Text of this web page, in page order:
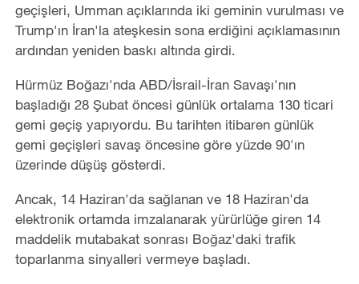
geçişleri, Umman açıklarında iki geminin vurulması ve
Trump'ın İran'la ateşkesin sona erdiğini açıklamasının
ardından yeniden baskı altında girdi.
Hürmüz Boğazı'nda ABD/İsrail-İran Savaşı'nın
başladığı 28 Şubat öncesi günlük ortalama 130 ticari
gemi geçiş yapıyordu. Bu tarihten itibaren günlük
gemi geçişleri savaş öncesine göre yüzde 90'ın
üzerinde düşüş gösterdi.
Ancak, 14 Haziran'da sağlanan ve 18 Haziran'da
elektronik ortamda imzalanarak yürürlüğe giren 14
maddelik mutabakat sonrası Boğaz'daki trafik
toparlanma sinyalleri vermeye başladı.